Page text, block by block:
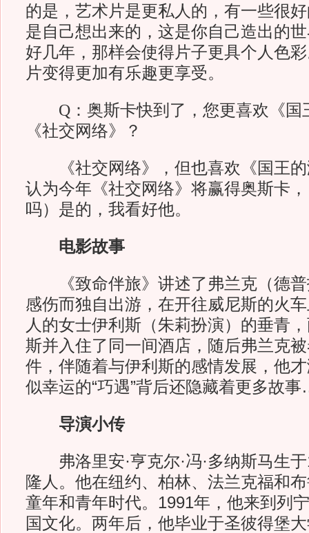
的是，艺术片是更私人的，有一些很
是自己想出来的，这是你自己造出的
好几年，那样会使得片子更具个人色
片变得更加有乐趣更享受。
Q：奥斯卡快到了，您更喜欢《国
《社交网络》？
《社交网络》，但也喜欢《国王的
认为今年《社交网络》将赢得奥斯卡
吗）是的，我看好他。
电影故事
《致命伴旅》讲述了弗兰克（德普
感伤而独自出游，在开往威尼斯的火
人的女士伊利斯（朱莉扮演）的垂青
斯并入住了同一间酒店，随后弗兰克
件，伴随着与伊利斯的感情发展，他
似幸运的“巧遇”背后还隐藏着更多故
导演小传
弗洛里安·亨克尔·冯·多纳斯马生于
隆人。他在纽约、柏林、法兰克福和
童年和青年时代。1991年，他来到列
国文化。两年后，他毕业于圣彼得堡